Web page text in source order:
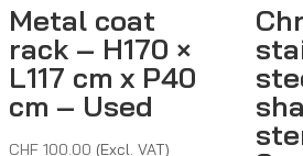
Metal coat
rack – H170 ×
L117 cm x P40
cm – Used
CHF 100.00 (Excl. VAT)